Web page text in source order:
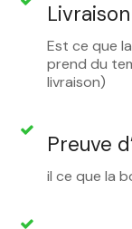
Est ce que
prend du
livraison)
Preuve
il ce que la